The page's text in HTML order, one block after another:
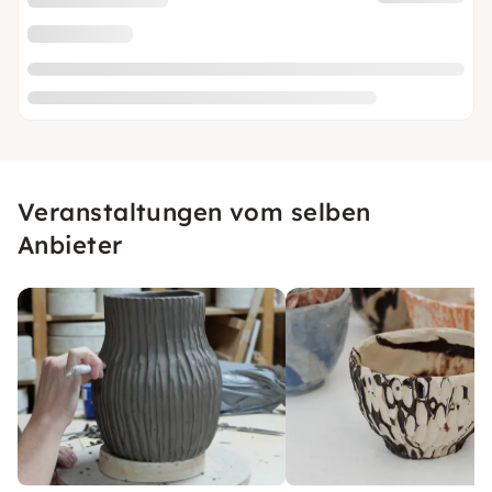
Veranstaltungen vom selben
Anbieter